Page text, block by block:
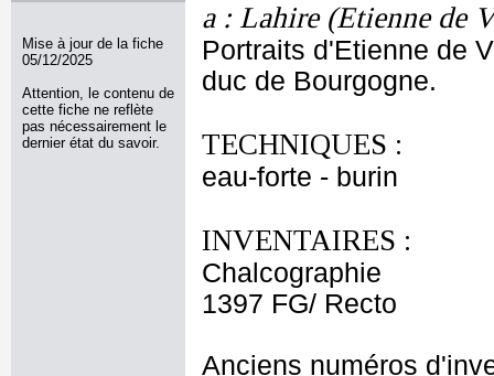
Mise à jour de la fiche
05/12/2025
Attention, le contenu de
cette fiche ne reflète
pas nécessairement le
dernier état du savoir.
a : Lahire (Etienne de
Portraits d'Etienne de
duc de Bourgogne.
TECHNIQUES :
eau-forte - burin
INVENTAIRES :
Chalcographie
1397 FG/ Recto
Anciens numéros